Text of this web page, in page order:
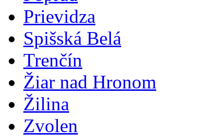
Prievidza
Spišská Belá
Trenčín
Žiar nad Hronom
Žilina
Zvolen